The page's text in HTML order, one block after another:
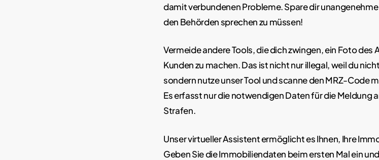
damit verbundenen Probleme. Spare dir
den Behörden sprechen zu müssen!
Vermeide andere Tools, die dich zwingen, ein Foto des
Kunden zu machen. Das ist nicht nur illegal, weil du
sondern nutze unser Tool und scanne den MRZ-Code
Es erfasst nur die notwendigen Daten für die Meldung
Strafen.
Unser virtueller Assistent ermöglicht es Ihnen, Ihre
Geben Sie die Immobiliendaten beim ersten Mal ein